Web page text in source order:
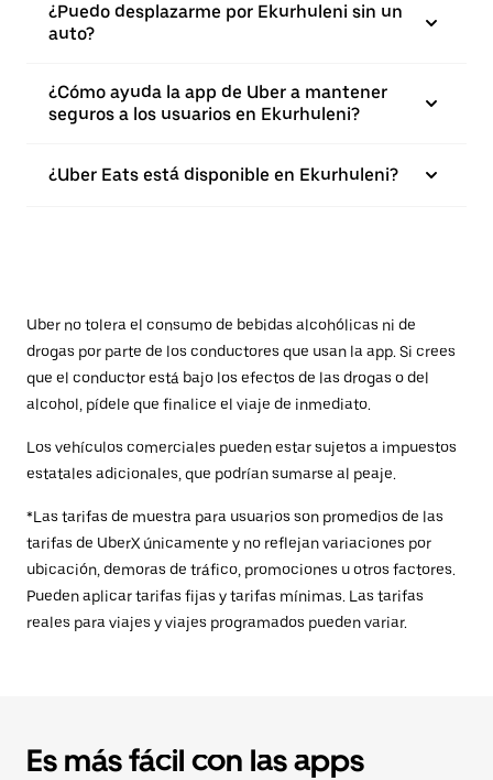
¿Puedo desplazarme por Ekurhuleni sin un
auto?
¿Cómo ayuda la app de Uber a mantener
seguros a los usuarios en Ekurhuleni?
¿Uber Eats está disponible en Ekurhuleni?
Uber no tolera el consumo de bebidas alcohólicas ni de
drogas por parte de los conductores que usan la app. Si crees
que el conductor está bajo los efectos de las drogas o del
alcohol, pídele que finalice el viaje de inmediato.
Los vehículos comerciales pueden estar sujetos a impuestos
estatales adicionales, que podrían sumarse al peaje.
*Las tarifas de muestra para usuarios son promedios de las
tarifas de UberX únicamente y no reflejan variaciones por
ubicación, demoras de tráfico, promociones u otros factores.
Pueden aplicar tarifas fijas y tarifas mínimas. Las tarifas
reales para viajes y viajes programados pueden variar.
Es más fácil con las apps